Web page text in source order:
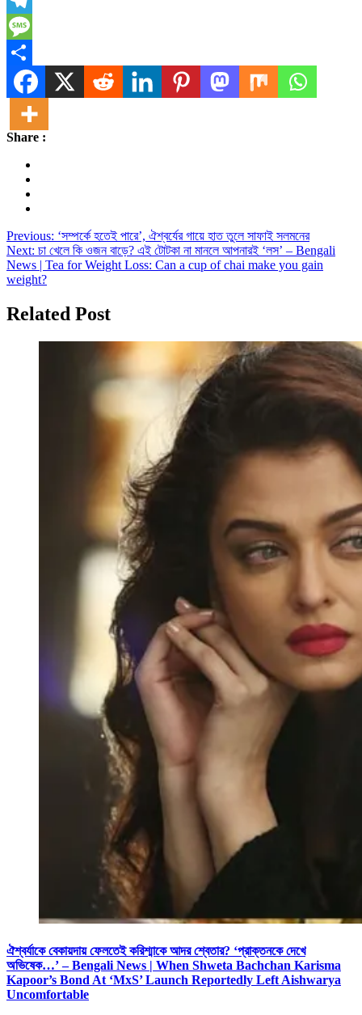
Telegram
Message
Share
Share :
Post
navigation
Previous: ‘সম্পর্কে হতেই পারে’, ঐশ্বর্যের গায়ে হাত তুলে সাফাই সলমনের
Next: চা খেলে কি ওজন বাড়ে? এই টোটকা না মানলে আপনারই ‘লস’ – Bengali
News | Tea for Weight Loss: Can a cup of chai make you gain
weight?
Related Post
ঐশ্বর্যাকে বেকায়দায় ফেলতেই করিশ্মাকে আদর শ্বেতার? ‘প্রাক্তনকে দেখে
অভিষেক…’ – Bengali News | When Shweta Bachchan Karisma
Kapoor’s Bond At ‘MxS’ Launch Reportedly Left Aishwarya
Uncomfortable